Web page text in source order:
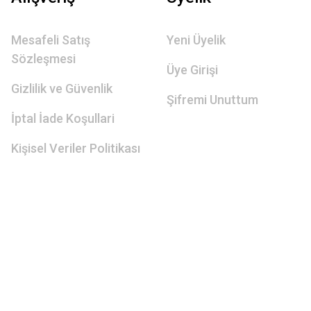
Mesafeli Satış
Sözleşmesi
Gizlilik ve Güvenlik
İptal İade Koşullari
Kişisel Veriler Politikası
Yeni Üyelik
Üye Girişi
Şifremi Unuttum